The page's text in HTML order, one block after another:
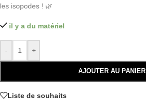
les isopodes ! 🌿
il y a du matériel
- +
AJOUTER AU PANIER
Liste de souhaits